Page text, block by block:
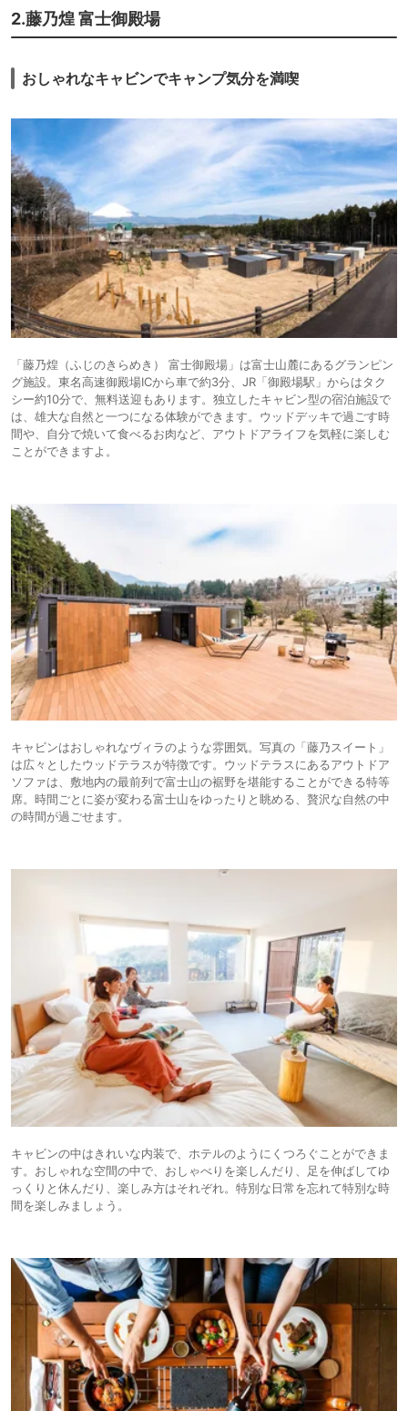
私の満足度は低かったです。
レストランからは富士山がきれいに見えました。
2.藤乃煌 富士御殿場
おしゃれなキャビンでキャンプ気分を満喫
「藤乃煌（ふじのきらめき） 富士御殿場」は富士山麓にあるグランピン
グ施設。東名高速御殿場ICから車で約3分、JR「御殿場駅」からはタク
シー約10分で、無料送迎もあります。独立したキャビン型の宿泊施設で
は、雄大な自然と一つになる体験ができます。ウッドデッキで過ごす時
間や、自分で焼いて食べるお肉など、アウトドアライフを気軽に楽しむ
ことができますよ。
キャビンはおしゃれなヴィラのような雰囲気。写真の「藤乃スイート」
は広々としたウッドテラスが特徴です。ウッドテラスにあるアウトドア
ソファは、敷地内の最前列で富士山の裾野を堪能することができる特等
席。時間ごとに姿が変わる富士山をゆったりと眺める、贅沢な自然の中
の時間が過ごせます。
キャビンの中はきれいな内装で、ホテルのようにくつろぐことができま
す。おしゃれな空間の中で、おしゃべりを楽しんだり、足を伸ばしてゆ
っくりと休んだり、楽しみ方はそれぞれ。特別な日常を忘れて特別な時
間を楽しみましょう。